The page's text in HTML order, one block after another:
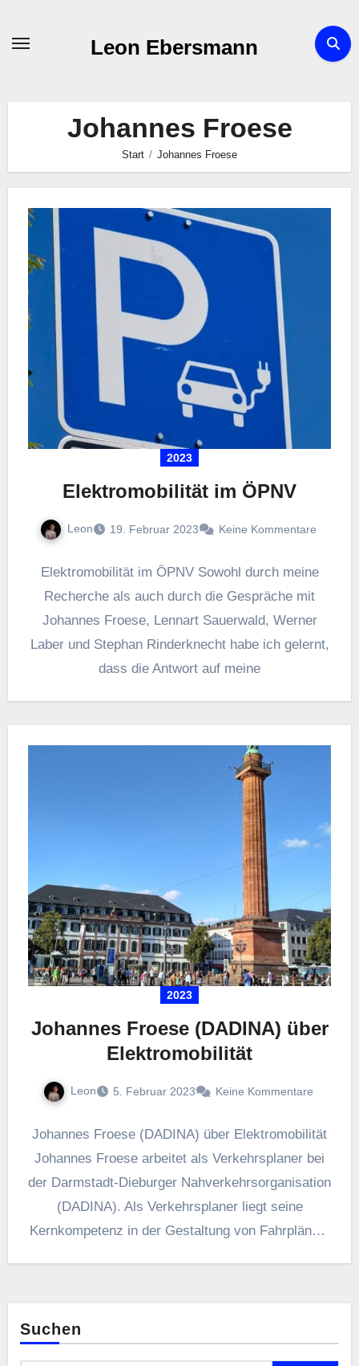
Leon Ebersmann
Johannes Froese
Start Johannes Froese
2023
Elektromobilität im ÖPNV
Leon 19. Februar 2023 Keine Kommentare
Elektromobilität im ÖPNV Sowohl durch meine
Recherche als auch durch die Gespräche mit
Johannes Froese, Lennart Sauerwald, Werner
Laber und Stephan Rinderknecht habe ich gelernt,
dass die Antwort auf meine
2023
Johannes Froese (DADINA) über
Elektromobilität
Leon 5. Februar 2023 Keine Kommentare
Johannes Froese (DADINA) über Elektromobilität
Johannes Froese arbeitet als Verkehrsplaner bei
der Darmstadt-Dieburger Nahverkehrsorganisation
(DADINA). Als Verkehrsplaner liegt seine
Kernkompetenz in der Gestaltung von Fahrplänen.
Suchen